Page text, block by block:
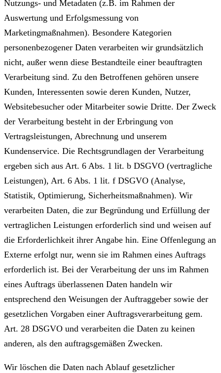
Nutzungs- und Metadaten (z.B. im Rahmen der
Auswertung und Erfolgsmessung von
Marketingmaßnahmen). Besondere Kategorien
personenbezogener Daten verarbeiten wir grundsätzlich
nicht, außer wenn diese Bestandteile einer beauftragten
Verarbeitung sind. Zu den Betroffenen gehören unsere
Kunden, Interessenten sowie deren Kunden, Nutzer,
Websitebesucher oder Mitarbeiter sowie Dritte. Der Zweck
der Verarbeitung besteht in der Erbringung von
Vertragsleistungen, Abrechnung und unserem
Kundenservice. Die Rechtsgrundlagen der Verarbeitung
ergeben sich aus Art. 6 Abs. 1 lit. b DSGVO (vertragliche
Leistungen), Art. 6 Abs. 1 lit. f DSGVO (Analyse,
Statistik, Optimierung, Sicherheitsmaßnahmen). Wir
verarbeiten Daten, die zur Begründung und Erfüllung der
vertraglichen Leistungen erforderlich sind und weisen auf
die Erforderlichkeit ihrer Angabe hin. Eine Offenlegung an
Externe erfolgt nur, wenn sie im Rahmen eines Auftrags
erforderlich ist. Bei der Verarbeitung der uns im Rahmen
eines Auftrags überlassenen Daten handeln wir
entsprechend den Weisungen der Auftraggeber sowie der
gesetzlichen Vorgaben einer Auftragsverarbeitung gem.
Art. 28 DSGVO und verarbeiten die Daten zu keinen
anderen, als den auftragsgemäßen Zwecken.
Wir löschen die Daten nach Ablauf gesetzlicher